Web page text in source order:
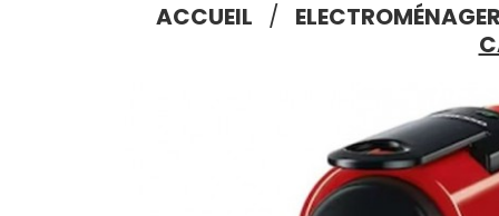
ACCUEIL